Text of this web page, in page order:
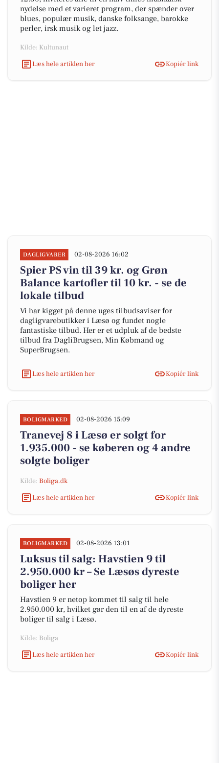
nydelse med et varieret program, der spænder over
blues, populær musik, danske folksange, barokke
perler, irsk musik og let jazz.
Kilde: Kultunaut
Læs hele artiklen her
Kopiér link
DAGLIGVARER 02-08-2026 16:02
Spier PS vin til 39 kr. og Grøn
Balance kartofler til 10 kr. - se de
lokale tilbud
Vi har kigget på denne uges tilbudsaviser for
dagligvarebutikker i Læsø og fundet nogle
fantastiske tilbud. Her er et udpluk af de bedste
tilbud fra DagliBrugsen, Min Købmand og
SuperBrugsen.
Læs hele artiklen her Kopiér link
BOLIGMARKED 02-08-2026 15:09
Tranevej 8 i Læsø er solgt for
1.935.000 - se køberen og 4 andre
solgte boliger
Kilde: Boliga.dk
Læs hele artiklen her
Kopiér link
BOLIGMARKED 02-08-2026 13:01
Luksus til salg: Havstien 9 til
2.950.000 kr – Se Læsøs dyreste
boliger her
Havstien 9 er netop kommet til salg til hele
2.950.000 kr, hvilket gør den til en af de dyreste
boliger til salg i Læsø.
Kilde: Boliga
Læs hele artiklen her
Kopiér link